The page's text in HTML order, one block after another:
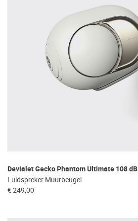
luisterkasteel te beluisteren.
Maak een luisterafspraak.
Devialet Gecko Phantom Ultimate 108 dB
Luidspreker Muurbeugel
€ 249,00